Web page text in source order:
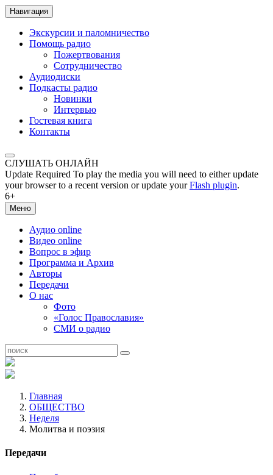
Навигация
Экскурсии и паломничество
Помощь радио
Пожертвования
Сотрудничество
Аудиодиски
Подкасты радио
Новинки
Интервью
Гостевая книга
Контакты
СЛУШАТЬ ОНЛАЙН
Update Required To play the media you will need to either update
your browser to a recent version or update yourFlash plugin.
6+
Меню
Аудио online
Видео online
Вопрос в эфир
Программа и Архив
Авторы
Передачи
О нас
Фото
«Голос Православия»
СМИ о радио
Главная
ОБЩЕСТВО
Неделя
Молитва и поэзия
Передачи